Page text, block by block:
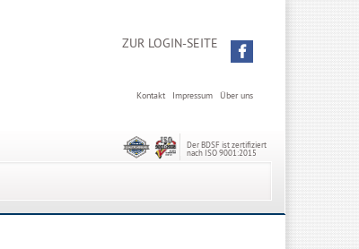
ZUR LOGIN-SEITE
Über uns
Impressum
Kontakt
Der BDSF ist zertifiziert
nach ISO 9001:2015